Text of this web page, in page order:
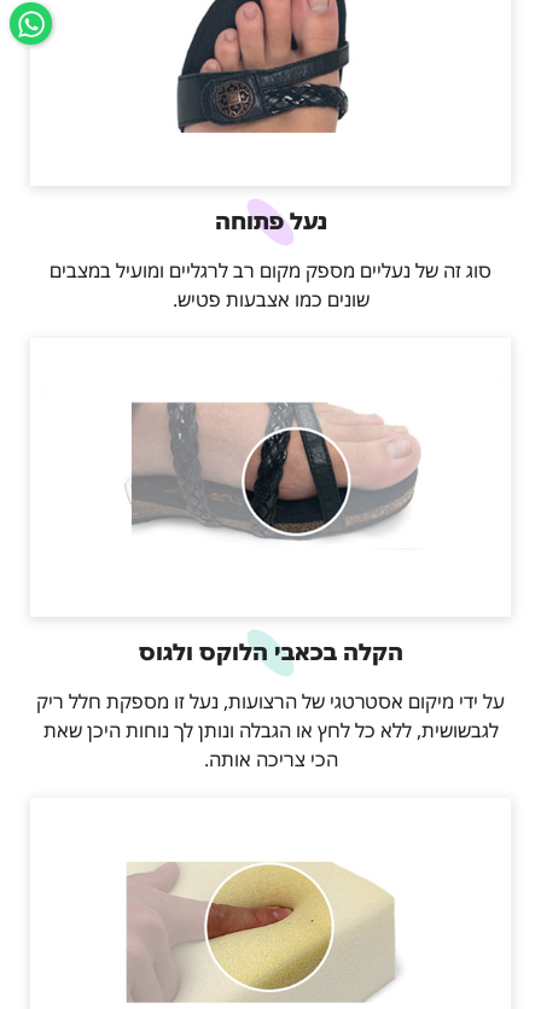
נעל פתוחה
סוג זה של נעליים מספק מקום רב לרגליים ומועיל במצבים
שונים כמו אצבעות פטיש.
הקלה בכאבי הלוקס ולגוס
על ידי מיקום אסטרטגי של הרצועות, נעל זו מספקת חלל ריק
לגבשושית, ללא כל לחץ או הגבלה ונותן לך נוחות היכן שאת
הכי צריכה אותה.